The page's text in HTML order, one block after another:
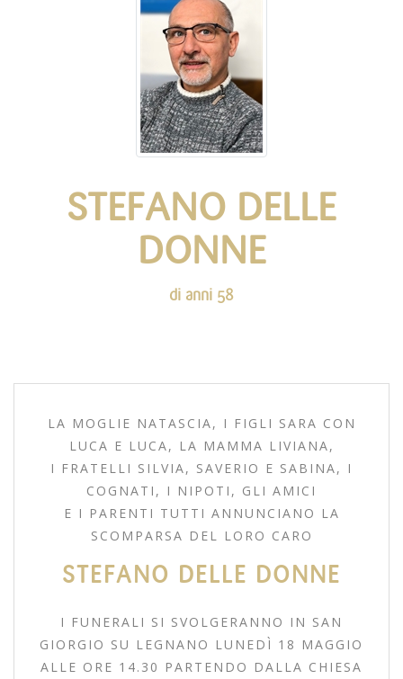
STEFANO DELLE
DONNE
di anni 58
LA MOGLIE NATASCIA, I FIGLI SARA CON
LUCA E LUCA, LA MAMMA LIVIANA,
I FRATELLI SILVIA, SAVERIO E SABINA, I
COGNATI, I NIPOTI, GLI AMICI
E I PARENTI TUTTI ANNUNCIANO LA
SCOMPARSA DEL LORO CARO
STEFANO DELLE DONNE
I FUNERALI SI SVOLGERANNO IN SAN
GIORGIO SU LEGNANO LUNEDÌ 18 MAGGIO
ALLE ORE 14.30 PARTENDO DALLA CHIESA